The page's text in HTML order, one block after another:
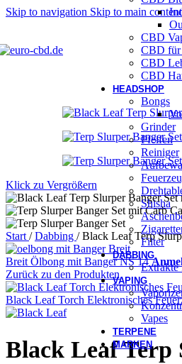
Skip to navigation Skip to main content
CBD
CBD für
CBD
CBD
HEADSHOP
Bongs
Grinder
Pfeifen
Reiniger
Shisha
Filter
DABBING
Extrakte
VAPING
Vapes
TERPENE
MARKEN
Klick zu Vergrößern
Start / Dabbing / Black Leaf Terp
Breit Ölbong mit Banger NS 14
Zurück zu den Produkten
Black Leaf Torch Elektronisches
Black Leaf Terp